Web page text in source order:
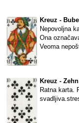
Kreuz -
Nepovoljna
Ona
Veoma
Kreuz -
Ratna karta.